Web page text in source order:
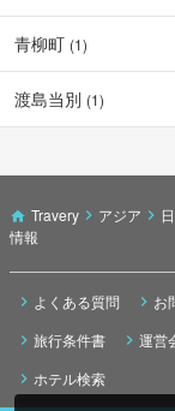
青柳町 (1)
渡島当別 (1)
Travery アジア
情報
よくある質問 お
旅行条件書
運営
ホテル検索